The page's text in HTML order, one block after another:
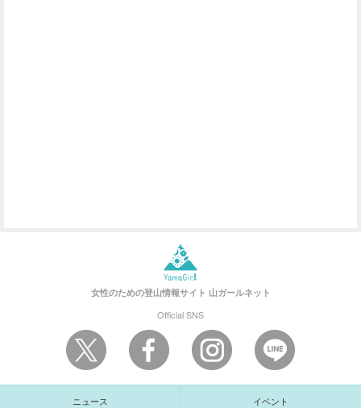
女性のための登山情報サイト 山ガールネット
Official SNS
ニュース イベント